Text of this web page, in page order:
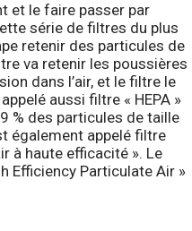
et le faire passer par
série de filtres du plus
retenir des particules de
va retenir les poussières
dans l’air, et le filtre le
aussi filtre « HEPA »
% des particules de taille
également appelé filtre
à haute efficacité ». Le
Efficiency Particulate Air »